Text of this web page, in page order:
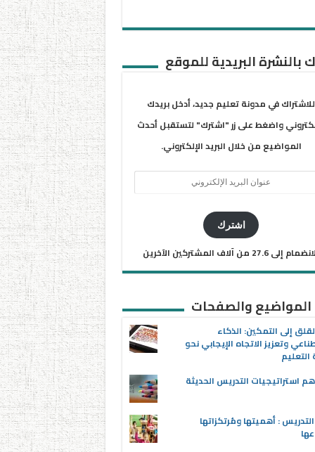
بالنشرة البريدية للموقع
للاشتراك في مدونة تعليم جديد، أدخل بريدك
واضغط على زر "اشترك" لتستقبل أحدث
المواضيع من خلال البريد الإلكتروني.
اشترك
إلى 27.6 من آلاف المشتركين الآخرين
المواضيع والصفحات
إلى التمكين: الذكاء
وتعزيز الاتجاه الإيجابي نحو
استراتيجيات التدريس الحديثة
: أهميتها ومُرتكزاتها